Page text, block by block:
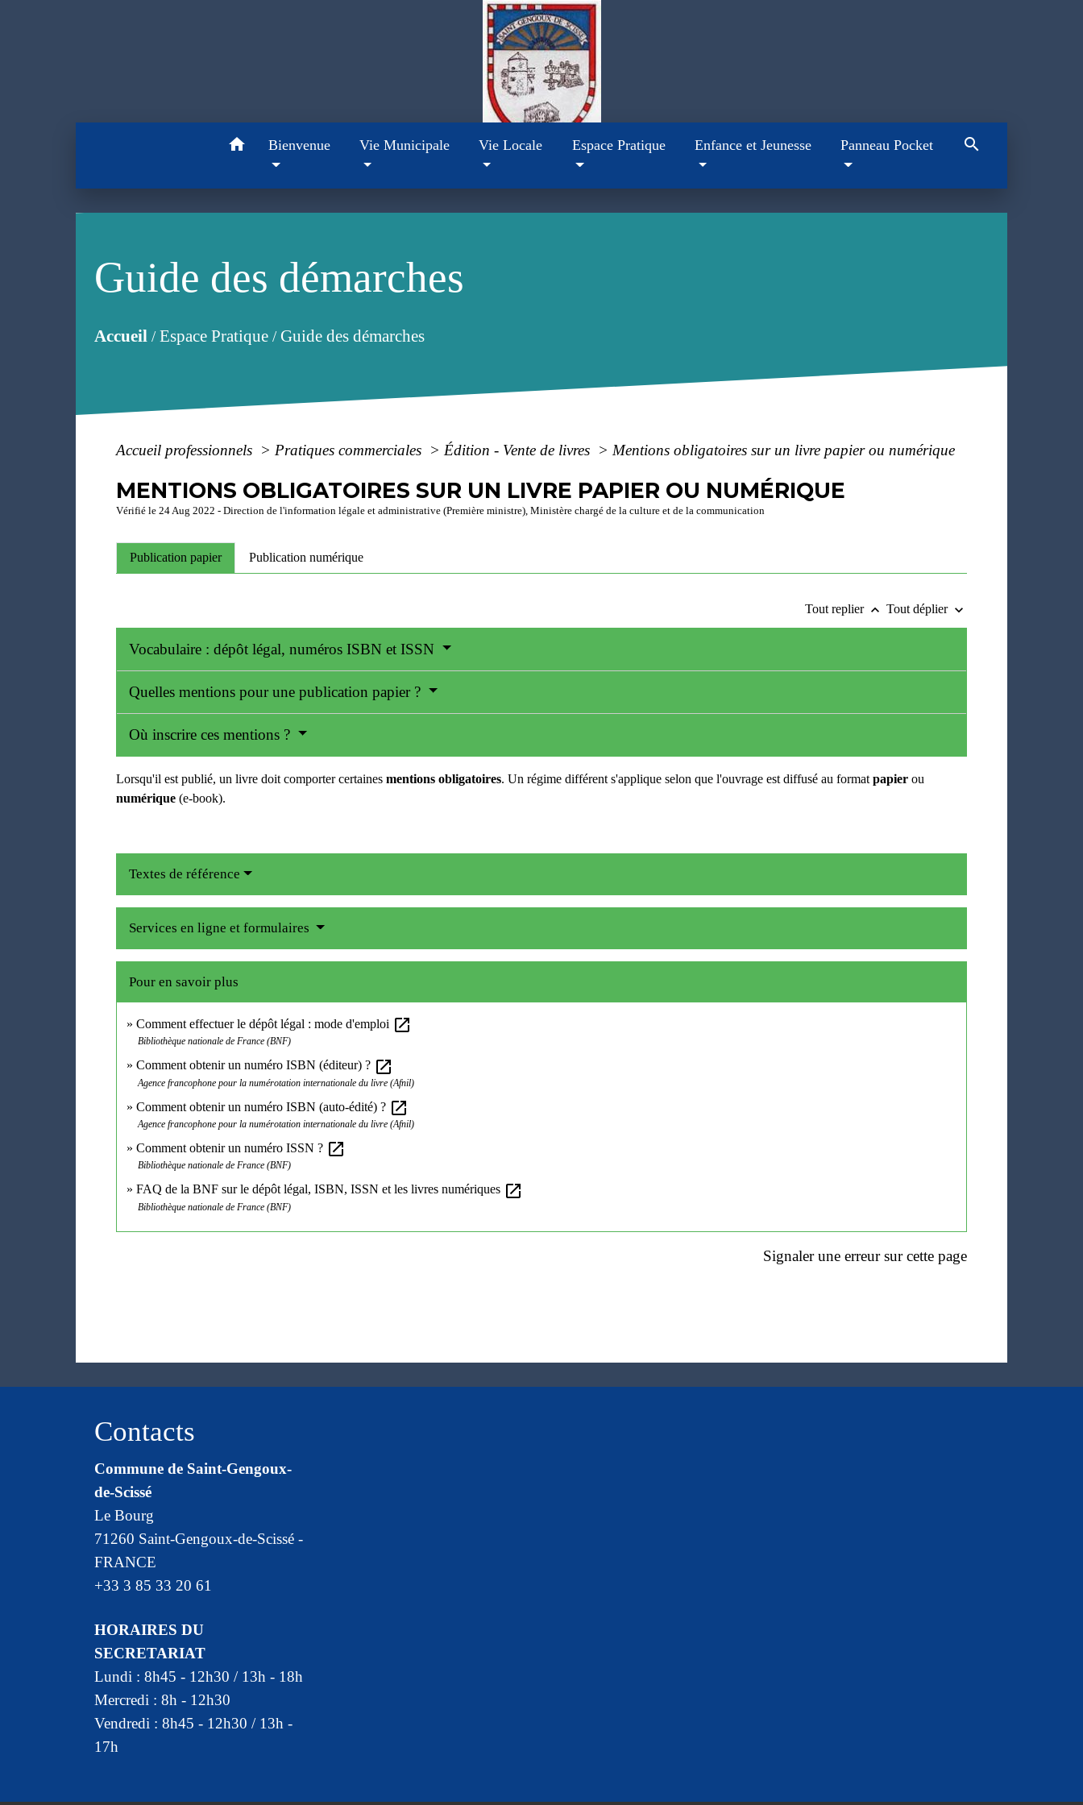
home Bienvenue Vie Municipale Vie Locale Espace Pratique Enfance et Jeunesse Panneau Pocket search
Guide des démarches
Accueil/Espace Pratique/Guide des démarches
Accueil professionnels > Pratiques commerciales > Édition - Vente de livres > Mentions obligatoires sur un livre papier ou numérique
MENTIONS OBLIGATOIRES SUR UN LIVRE PAPIER OU NUMÉRIQUE
Vérifié le 24 Aug 2022 - Direction de l'information légale et administrative (Première ministre), Ministère chargé de la culture et de la communication
Publication papier Publication numérique
Tout replier keyboard_arrow_up Tout déplier keyboard_arrow_down
Vocabulaire : dépôt légal, numéros ISBN et ISSN
Quelles mentions pour une publication papier ?
Où inscrire ces mentions ?
Lorsqu'il est publié, un livre doit comporter certainesmentions obligatoires. Un régime différent s'applique selon que l'ouvrage est diffusé au formatpapier ou
numérique (e-book).
Textes de référence
Services en ligne et formulaires
Pour en savoir plus
Comment effectuer le dépôt légal : mode d'emploi open_in_new
Bibliothèque nationale de France (BNF)
Comment obtenir un numéro ISBN (éditeur) ? open_in_new
Agence francophone pour la numérotation internationale du livre (Afnil)
Comment obtenir un numéro ISBN (auto-édité) ? open_in_new
Agence francophone pour la numérotation internationale du livre (Afnil)
Comment obtenir un numéro ISSN ? open_in_new
Bibliothèque nationale de France (BNF)
FAQ de la BNF sur le dépôt légal, ISBN, ISSN et les livres numériques open_in_new
Bibliothèque nationale de France (BNF)
Signaler une erreur sur cette page
Contacts
Commune de Saint-Gengoux-
de-Scissé
Le Bourg
71260 Saint-Gengoux-de-Scissé -
FRANCE
+33 3 85 33 20 61
HORAIRES DU
SECRETARIAT
Lundi : 8h45 - 12h30 / 13h - 18h
Mercredi : 8h - 12h30
Vendredi : 8h45 - 12h30 / 13h -
17h